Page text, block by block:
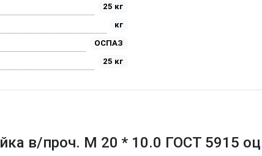
25 кг
кг
ОСПАЗ
25 кг
в/проч. M 20 * 10.0 ГОСТ 5915